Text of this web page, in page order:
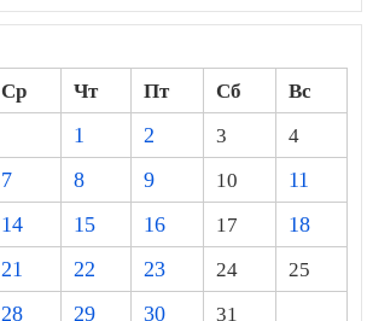
Ср Чт Пт Сб
Вс
1
2 3
4
7 8 9 10
11
14 15 16 17
18
21 22 23 24
25
28 29 30 31